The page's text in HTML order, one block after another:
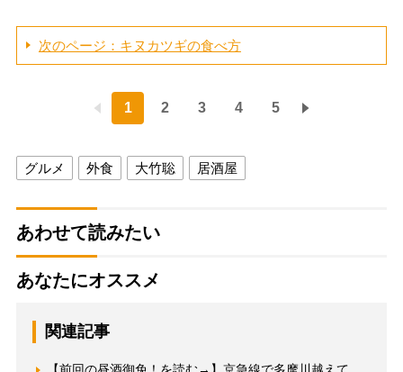
次のページ：キヌカツギの食べ方
1 2 3 4 5
グルメ 外食 大竹聡 居酒屋
あわせて読みたい
あなたにオススメ
関連記事